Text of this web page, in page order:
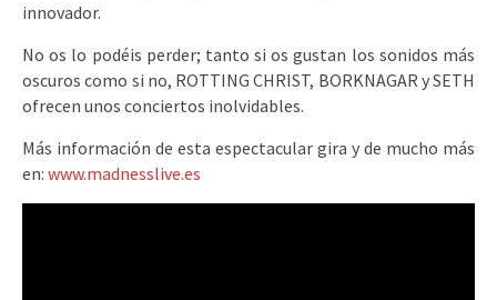
innovador.
No os lo podéis perder; tanto si os gustan los sonidos más
oscuros como si no, ROTTING CHRIST, BORKNAGAR y SETH
ofrecen unos conciertos inolvidables.
Más información de esta espectacular gira y de mucho más
en: www.madnesslive.es